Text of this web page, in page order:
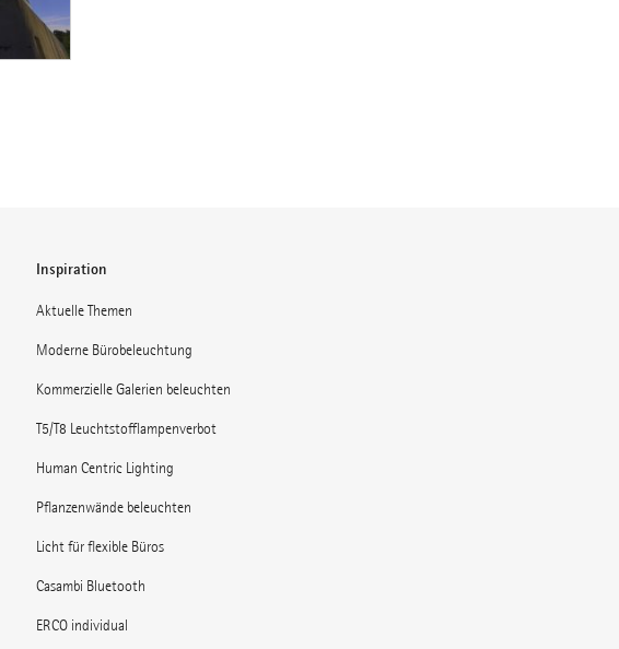
Inspiration
Aktuelle Themen
Moderne Bürobeleuchtung
Kommerzielle Galerien beleuchten
T5/T8 Leuchtstofflampenverbot
Human Centric Lighting
Pflanzenwände beleuchten
Licht für flexible Büros
Casambi Bluetooth
ERCO individual